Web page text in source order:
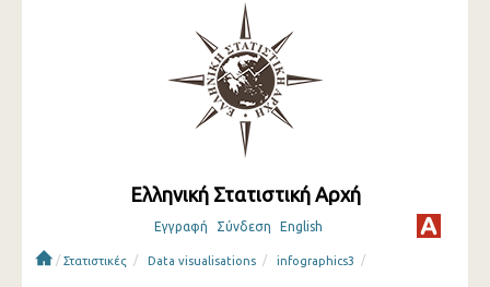
Ελληνική Στατιστική Αρχή
Εγγραφή Σύνδεση English
/ Στατιστικές / Data visualisations / infographics3 /